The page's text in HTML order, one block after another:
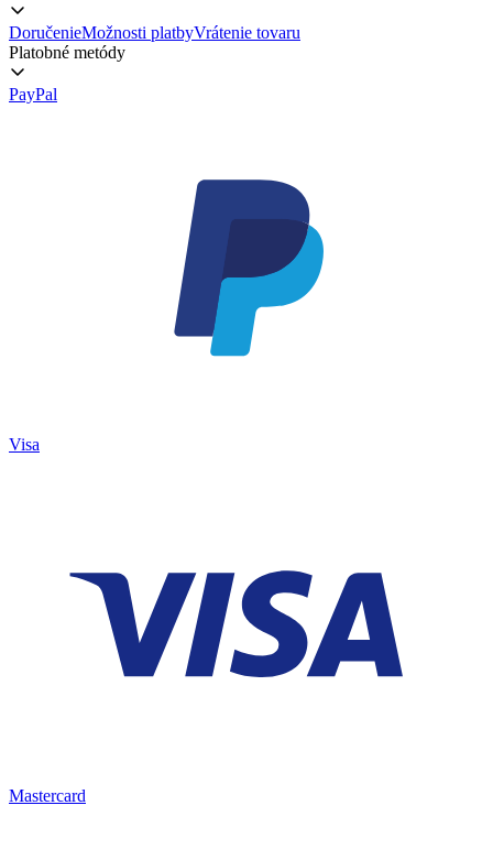
DoručenieMožnosti platbyVrátenie tovaru
Platobné metódy
PayPal
Visa
Mastercard